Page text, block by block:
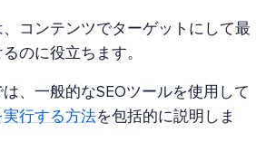
、コンテンツでターゲットにして最
のに役立ちます。
、一般的なSEOツールを使用して
行する方法を包括的に説明しま